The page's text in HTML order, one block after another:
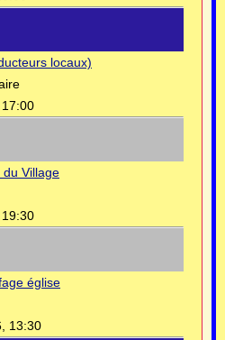
locaux)
Village
église
13:30